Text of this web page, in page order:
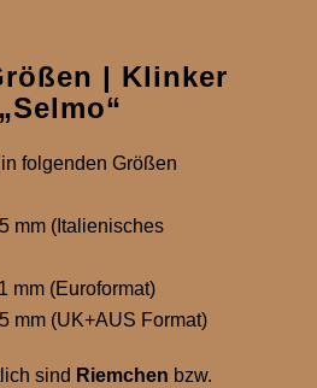
| Klinker
folgenden Größen
mm (Italienisches
mm (Euroformat)
mm (UK+AUS Format)
sind Riemchen bzw.